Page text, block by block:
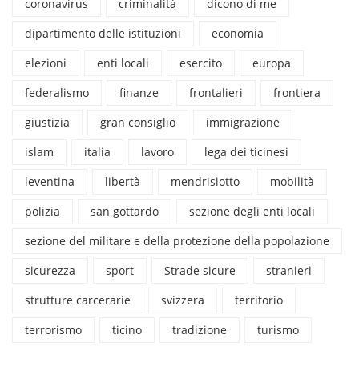
coronavirus criminalità
dicono di me
dipartimento delle istituzioni
economia
elezioni
enti locali esercito
europa
federalismo
finanze frontalieri
frontiera
giustizia
gran consiglio
immigrazione
islam
italia lavoro
lega dei ticinesi
leventina
libertà mendrisiotto
mobilità
polizia
san gottardo
sezione degli enti locali
sezione del militare e della protezione della popolazione
sicurezza
sport Strade sicure
stranieri
strutture carcerarie
svizzera
territorio
terrorismo
ticino tradizione turismo